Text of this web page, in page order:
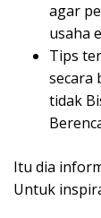
agar
usaha
Tips
secara
tidak
Itu dia
Untuk